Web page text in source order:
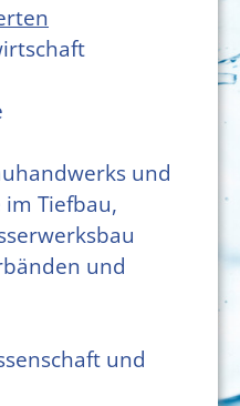
und
Tiefbau,
und
und